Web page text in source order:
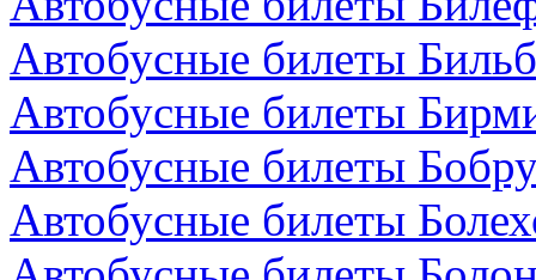
Автобусные билеты
Автобусные билеты
Автобусные билеты
Автобусные билеты